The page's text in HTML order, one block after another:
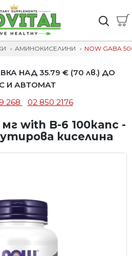
АМИНОКИСЕЛИНИ NOW GABA
НАД 35.79 € (70 лв.) ДО
И АВТОМАТ
268
02 850 2176
мг with B-6 100капс -
киселина